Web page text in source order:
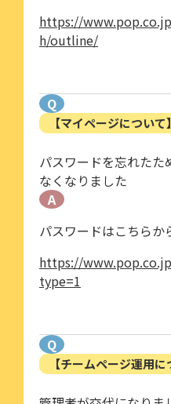
https://
h/outline/
Q
【マイページについて】
パスワードを忘れた
なくなりました
A
パスワードはこちらか
https://
type=1
Q
【チームページ運用に